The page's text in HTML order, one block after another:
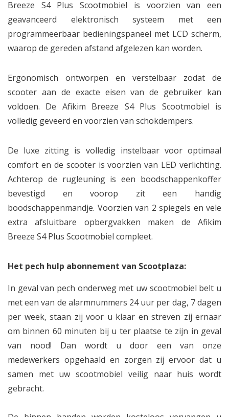
Breeze S4 Plus Scootmobiel is voorzien van een
geavanceerd elektronisch systeem met een
programmeerbaar bedieningspaneel met LCD scherm,
waarop de gereden afstand afgelezen kan worden.
Ergonomisch ontworpen en verstelbaar zodat de
scooter aan de exacte eisen van de gebruiker kan
voldoen. De Afikim Breeze S4 Plus Scootmobiel is
volledig geveerd en voorzien van schokdempers.
De luxe zitting is volledig instelbaar voor optimaal
comfort en de scooter is voorzien van LED verlichting.
Achterop de rugleuning is een boodschappenkoffer
bevestigd en voorop zit een handig
boodschappenmandje. Voorzien van 2 spiegels en vele
extra afsluitbare opbergvakken maken de Afikim
Breeze S4 Plus Scootmobiel compleet.
Het pech hulp abonnement van Scootplaza:
In geval van pech onderweg met uw scootmobiel belt u
met een van de alarmnummers 24 uur per dag, 7 dagen
per week, staan zij voor u klaar en streven zij ernaar
om binnen 60 minuten bij u ter plaatse te zijn in geval
van nood! Dan wordt u door een van onze
medewerkers opgehaald en zorgen zij ervoor dat u
samen met uw scootmobiel veilig naar huis wordt
gebracht.